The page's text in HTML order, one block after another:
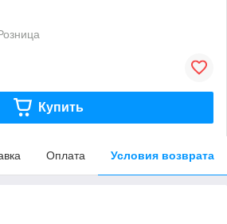
Купить
Оплата Условия возврата